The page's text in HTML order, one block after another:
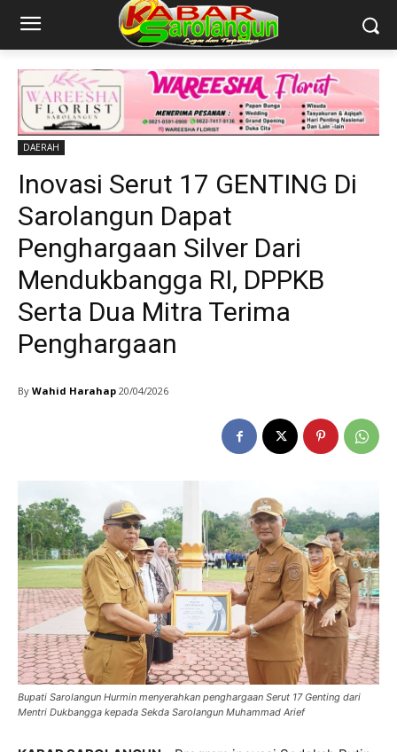
DAERAH
Inovasi Serut 17 GENTING Di
Sarolangun Dapat
Penghargaan Silver Dari
Mendukbangga RI, DPPKB
Serta Dua Mitra Terima
Penghargaan
By Wahid Harahap 20/04/2026
Bupati Sarolangun Hurmin menyerahkan penghargaan Serut 17 Genting dari
Mentri Dukbangga kepada Sekda Sarolangun Muhammad Arief